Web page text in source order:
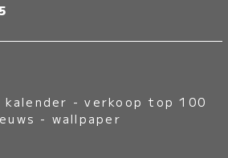
-verkoop top 100
- wallpaper